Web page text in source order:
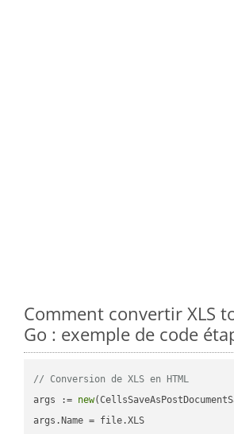
Comment convertir XLS
Go : exemple de code
// Conversion de XLS en HTML
args := new
args.Name = file.XLS